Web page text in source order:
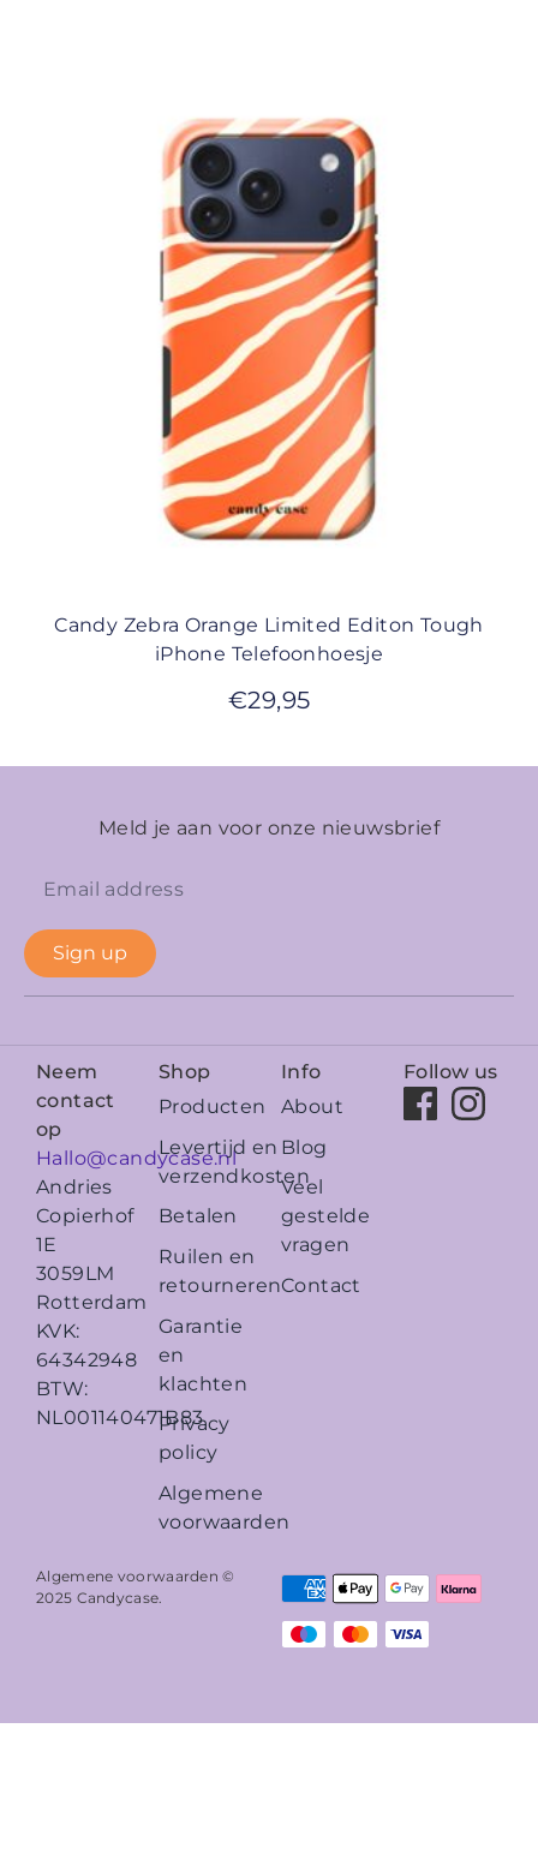
Candy Zebra Orange Limited Editon Tough
iPhone Telefoonhoesje
€29,95
Meld je aan voor onze nieuwsbrief
Sign up
Neem
contact
op
Hallo@candycase.nl
Andries
Copierhof
1E
3059LM
Rotterdam
KVK:
64342948
BTW:
NL001140471B83
Shop
Producten
Levertijd en
verzendkosten
Betalen
Ruilen en
retourneren
Garantie
en
klachten
Privacy
policy
Algemene
voorwaarden
Info
About
Blog
Veel
gestelde
vragen
Contact
Follow us
Algemene voorwaarden ©
2025 Candycase.